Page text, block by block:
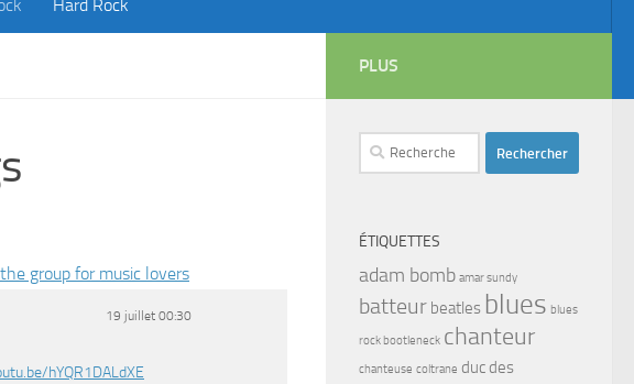
Hard Rock
group for music lovers
19 juillet 00:30
hYQR1DALdXE
PLUS
Rechercher :
ÉTIQUETTES
adam bomb amar sundy
batteur beatles blues blues
rock bootleneck chanteur
chanteuse coltrane duc des